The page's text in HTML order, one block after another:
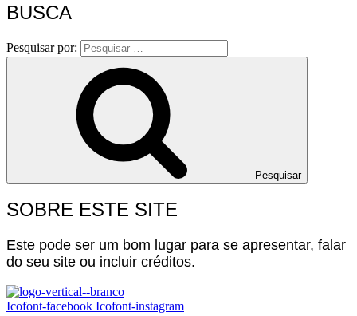
BUSCA
Pesquisar por:
Pesquisar
SOBRE ESTE SITE
Este pode ser um bom lugar para se apresentar, falar
do seu site ou incluir créditos.
Icofont-facebook Icofont-instagram